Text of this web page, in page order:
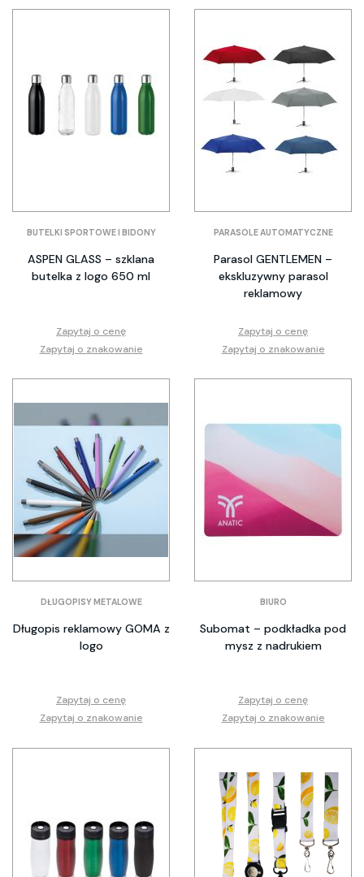
BUTELKI SPORTOWE I BIDONY
ASPEN GLASS – szklana
butelka z logo 650 ml
Zapytaj o cenę
Zapytaj o znakowanie
PARASOLE AUTOMATYCZNE
Parasol GENTLEMEN –
ekskluzywny parasol
reklamowy
Zapytaj o cenę
Zapytaj o znakowanie
DŁUGOPISY METALOWE
Długopis reklamowy GOMA z
logo
Zapytaj o cenę
Zapytaj o znakowanie
BIURO
Subomat – podkładka pod
mysz z nadrukiem
Zapytaj o cenę
Zapytaj o znakowanie